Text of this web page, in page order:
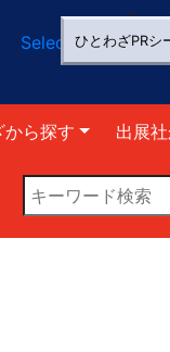
Select Language
>
ひとわざPRシ
ら探す 出展